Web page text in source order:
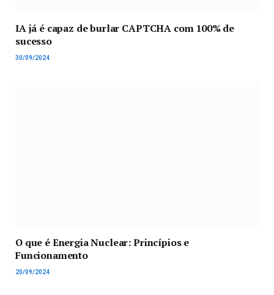
IA já é capaz de burlar CAPTCHA com 100% de
sucesso
30/09/2024
O que é Energia Nuclear: Princípios e
Funcionamento
20/09/2024